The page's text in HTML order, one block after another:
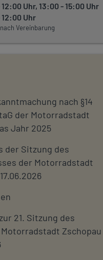
Uhr, 13:00 - 15:00 Uhr
Uhr
Vereinbarung
nach §14
der Motorradstadt
Jahr 2025
der Sitzung des
der Motorradstadt
21. Sitzung des
Zschopau